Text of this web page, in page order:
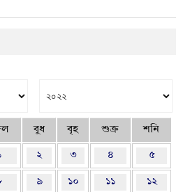
বুধ বৃহ শুক্র শনি
২ ৩ ৪ ৫
৯ ১০ ১১ ১২